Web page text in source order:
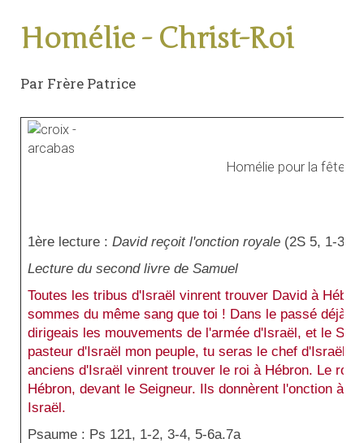
Homélie - Christ-Roi
Par Frère Patrice
Homélie pour la fête
1ère lecture : David reçoit l'onction royale (2S 5, 1-3)
Lecture du second livre de Samuel
Toutes les tribus d'Israël vinrent trouver David à
sommes du même sang que toi ! Dans le passé déjà,
dirigeais les mouvements de l'armée d'Israël, et le
pasteur d'Israël mon peuple, tu seras le chef d'Israël.'
anciens d'Israël vinrent trouver le roi à Hébron. Le roi
Hébron, devant le Seigneur. Ils donnèrent l'onction à
Israël.
Psaume : Ps 121, 1-2, 3-4, 5-6a.7a